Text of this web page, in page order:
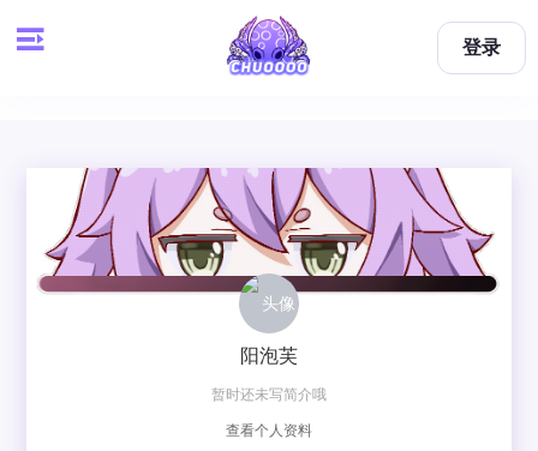
登录
阳泡芙
暂时还未写简介哦
查看个人资料